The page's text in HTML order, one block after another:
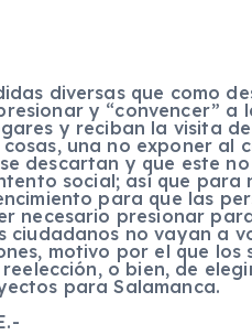
diversas que como
y “convencer” a
y reciban la visita
una no exponer al
descartan y que este
social; así que
para que las
necesario presionar
ciudadanos no vayan a
motivo por el que
o bien, de
para Salamanca.